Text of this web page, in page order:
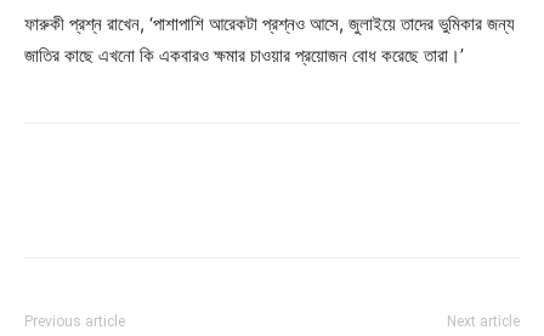
ফারুকী প্রশ্ন রাখেন, ‘পাশাপাশি আরেকটা প্রশ্নও আসে, জুলাইয়ে তাদের ভুমিকার জন্য
জাতির কাছে এখনো কি একবারও ক্ষমার চাওয়ার প্রয়োজন বোধ করেছে তারা।’
Previous article Next article